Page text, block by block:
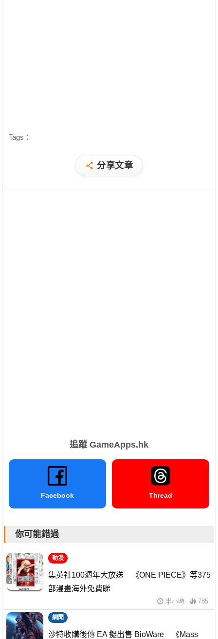
Tags：
分享文章
追蹤 GameApps.hk
Facebook Thread
你可能錯過
動漫
集英社100週年大放送 《ONE PIECE》等375
部漫畫海外免費睇
半小時 785
網聞
沙特收購後傳 EA 擬出售 BioWare 《Mass